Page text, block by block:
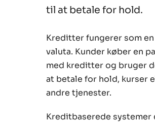
til at betale for hold.
Kreditter fungerer som
valuta. Kunder køber en
med kreditter og bruger
at betale for hold, kurser
andre tjenester.
Kreditbaserede systemer